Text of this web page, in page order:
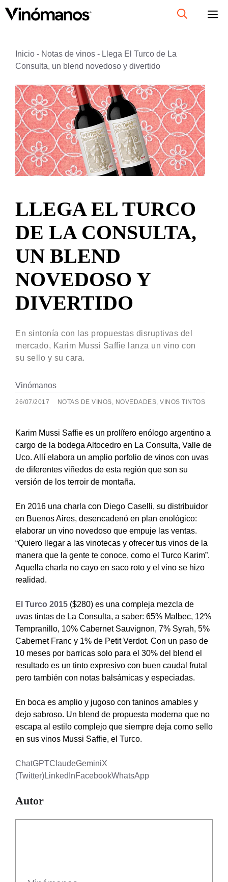
Inicio - Notas de vinos - Llega El Turco de La
Consulta, un blend novedoso y divertido
LLEGA EL TURCO
DE LA CONSULTA,
UN BLEND
NOVEDOSO Y
DIVERTIDO
En sintonía con las propuestas disruptivas del
mercado, Karim Mussi Saffie lanza un vino con
su sello y su cara.
Vinómanos
26/07/2017 NOTAS DE VINOS, NOVEDADES, VINOS TINTOS
Karim Mussi Saffie es un prolífero enólogo argentino a
cargo de la bodega Altocedro en La Consulta, Valle de
Uco. Allí elabora un amplio porfolio de vinos con uvas
de diferentes viñedos de esta región que son su
versión de los terroir de montaña.
En 2016 una charla con Diego Caselli, su distribuidor
en Buenos Aires, desencadenó en plan enológico:
elaborar un vino novedoso que empuje las ventas.
“Quiero llegar a las vinotecas y ofrecer tus vinos de la
manera que la gente te conoce, como el Turco Karim”.
Aquella charla no cayo en saco roto y el vino se hizo
realidad.
El Turco 2015 ($280) es una compleja mezcla de
uvas tintas de La Consulta, a saber: 65% Malbec, 12%
Tempranillo, 10% Cabernet Sauvignon, 7% Syrah, 5%
Cabernet Franc y 1% de Petit Verdot. Con un paso de
10 meses por barricas solo para el 30% del blend el
resultado es un tinto expresivo con buen caudal frutal
pero también con notas balsámicas y especiadas.
En boca es amplio y jugoso con taninos amables y
dejo sabroso. Un blend de propuesta moderna que no
escapa al estilo complejo que siempre deja como sello
en sus vinos Mussi Saffie, el Turco.
ChatGPTClaudeGeminiX
(Twitter)LinkedInFacebookWhatsApp
Autor